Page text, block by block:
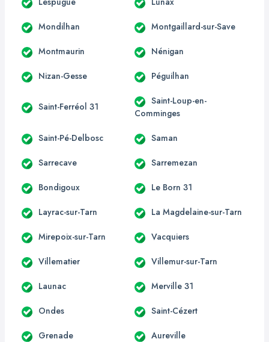
Mondilhan Montgaillard-sur-Save
Montmaurin Nénigan
Nizan-Gesse Péguilhan
Saint-Ferréol 31
Saint-Loup-en-
Comminges
Saint-Pé-Delbosc Saman
Sarrecave Sarremezan
Bondigoux Le Born 31
Layrac-sur-Tarn La Magdelaine-sur-Tarn
Mirepoix-sur-Tarn Vacquiers
Villematier Villemur-sur-Tarn
Launac Merville 31
Ondes Saint-Cézert
Grenade Aureville